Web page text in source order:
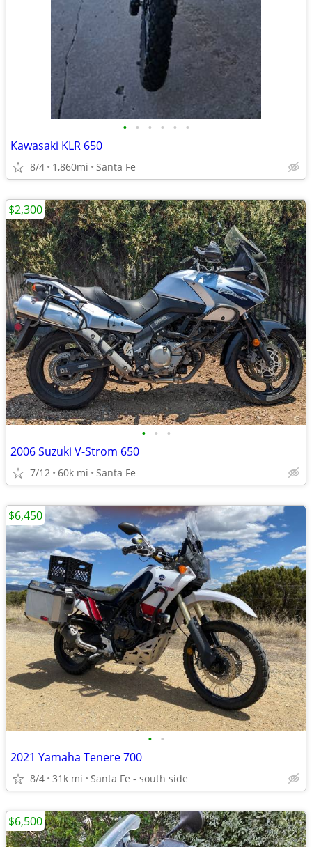
• • • • • •
Kawasaki KLR 650
8/4 1,860mi Santa Fe
• • •
2006 Suzuki V-Strom 650
7/12 60k mi Santa Fe
$2,300
• •
2021 Yamaha Tenere 700
8/4 31k mi Santa Fe - south side
$6,450
$6,500